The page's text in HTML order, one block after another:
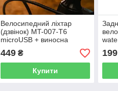
Велосипедний ліхтар
(дзвінок) MT-007-T6
microUSB + виносна
кнопка (3 режими + 5
режимів)
449₴
Купити
5
199